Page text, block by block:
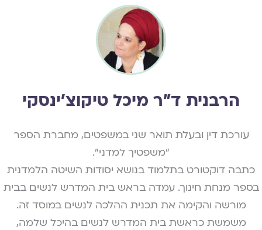
הרבנית ד"ר מיכל טיקוצ'ינסקי
עורכת דין ובעלת תואר שני במשפטים, מחברת הספר
"משפטיך למדני".
כתבה דוקטורט בתלמוד בנושא יסודות השיטה הלמדנית
בספר מנחת חינוך. עמדה בראש בית המדרש לנשים בבית
מורשה והקימה את תכנית ההלכה לנשים במוסד זה.
משמשת כראשת בית המדרש לנשים בהיכל שלמה,